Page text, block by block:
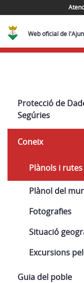
Web oficial de
Protecció de
Segúries
Coneix
Plànols i rutes
Plànol del
Fotografies
Situació
Excursions
Guia del poble